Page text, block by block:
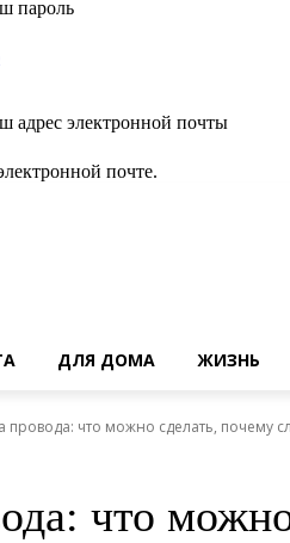
пароль
адрес электронной почты
почте.
ДЛЯ ДОМА ЖИЗНЬ
провода: что можно сделать, почему
что